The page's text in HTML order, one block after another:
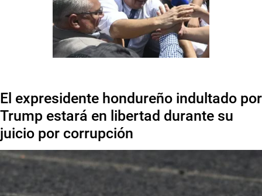
El expresidente hondureño indultado por
Trump estará en libertad durante su
juicio por corrupción